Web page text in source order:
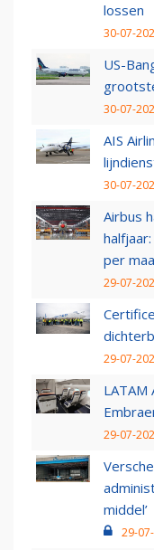
lossen
30-07-
US-
30-07-
AIS
30-07-
Airbus
per
29-07-
29-07-
29-07-
middel’
29-